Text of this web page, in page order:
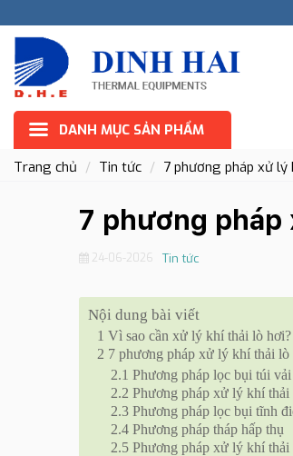
DANH MỤC SẢN PHẨM
Trang chủ Tin tức 7 phương pháp xử lý
7 phương
24-06-2026 Tin tức
Nội dung bài viết
1 Vì sao cần xử lý khí thải lò hơi?
2 7 phương pháp xử lý khí thải
2.1 Phương pháp lọc bụi túi vải
2.2 Phương pháp xử lý khí thải
2.3 Phương pháp lọc bụi tĩnh
2.4 Phương pháp tháp hấp thụ
2.5 Phương pháp xử lý khí thải